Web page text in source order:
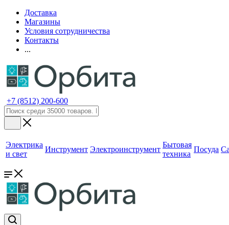
Доставка
Магазины
Условия сотрудничества
Контакты
...
+7 (8512) 200-600
Электрика
и свет
Инструмент Электроинструмент
Бытовая
техника
Посуда